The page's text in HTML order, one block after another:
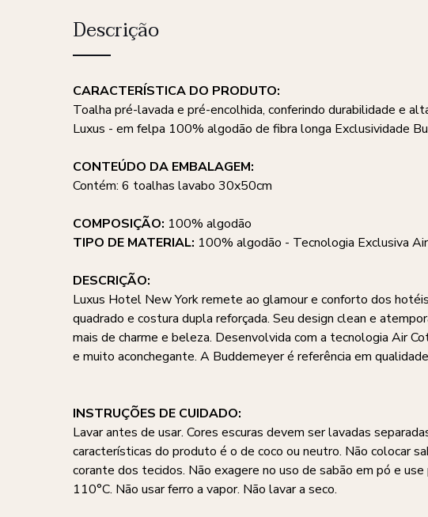
Descrição
CARACTERÍSTICA DO PRODUTO:
Toalha pré-lavada e pré-encolhida, conferindo durabilidade e
Luxus - em felpa 100% algodão de fibra longa Exclusividade
CONTEÚDO DA EMBALAGEM:
Contém: 6 toalhas lavabo 30x50cm
COMPOSIÇÃO: 100% algodão
TIPO DE MATERIAL: 100% algodão - Tecnologia Exclusiva
DESCRIÇÃO:
Luxus Hotel New York remete ao glamour e conforto dos
quadrado e costura dupla reforçada. Seu design clean e
mais de charme e beleza. Desenvolvida com a tecnologia Air
e muito aconchegante. A Buddemeyer é referência em
INSTRUÇÕES DE CUIDADO:
Lavar antes de usar. Cores escuras devem ser lavadas
características do produto é o de coco ou neutro. Não colocar
corante dos tecidos. Não exagere no uso de sabão em pó e
110°C. Não usar ferro a vapor. Não lavar a seco.